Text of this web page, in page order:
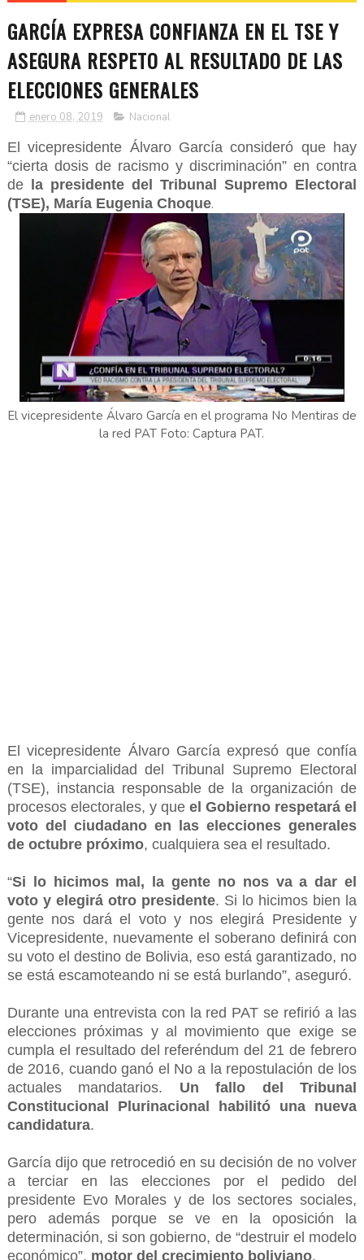
GARCÍA EXPRESA CONFIANZA EN EL TSE Y
ASEGURA RESPETO AL RESULTADO DE LAS
ELECCIONES GENERALES
enero 08, 2019 Nacional
El vicepresidente Álvaro García consideró que hay
“cierta dosis de racismo y discriminación” en contra
de
la presidente del Tribunal Supremo Electoral
(TSE), María Eugenia Choque.
El vicepresidente Álvaro García en el programa No Mentiras de
la red PAT Foto: Captura PAT.
El vicepresidente Álvaro García expresó que confía
en la imparcialidad del Tribunal Supremo Electoral
(TSE), instancia responsable de la organización de
procesos electorales, y que el Gobierno respetará el
voto del ciudadano en las elecciones generales
de octubre próximo, cualquiera sea el resultado.
“Si lo hicimos mal, la gente no nos va a dar el
voto y elegirá otro presidente. Si lo hicimos bien la
gente nos dará el voto y nos elegirá Presidente y
Vicepresidente, nuevamente el soberano definirá con
su voto el destino de Bolivia, eso está garantizado, no
se está escamoteando ni se está burlando”, aseguró.
Durante una entrevista con la red PAT se refirió a las
elecciones próximas y al movimiento que exige se
cumpla el resultado del referéndum del 21 de febrero
de 2016, cuando ganó el No a la repostulación de los
actuales mandatarios. Un fallo del Tribunal
Constitucional Plurinacional habilitó una nueva
candidatura.
García dijo que retrocedió en su decisión de no volver
a terciar en las elecciones por el pedido del
presidente Evo Morales y de los sectores sociales,
pero además porque se ve en la oposición la
determinación, si son gobierno, de “destruir el modelo
económico”, motor del crecimiento boliviano.